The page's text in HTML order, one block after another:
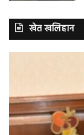
खेत खलिहान